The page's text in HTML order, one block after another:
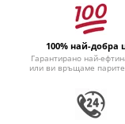
100% най-добра
Гарантирано най-
или ви връщаме